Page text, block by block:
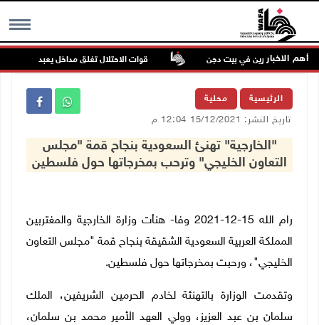
MENU أهم الاخبار
للمستعمرين في بيت دجن قوات الاحتلال تغلق مداخل يعبد جنوب غرب
الرئيسية محلية
تاريخ النشر: 15/12/2021 12:04 م
"الخارجية" تهنئ السعودية بنجاح قمة "مجلس
التعاون الخليجي" وترحب بمخرجاتها حول فلسطين
رام الله 15-12-2021 وفا- هنأت وزارة الخارجية والمغتربين
المملكة العربية السعودية الشقيقة بنجاح قمة "مجلس التعاون
الخليجي"، ورحبت بمخرجاتها حول فلسطين.
وتقدمت الوزارة بالتهنئة لخادم الحرمين الشريفين، الملك
سلمان بن عبد العزيز، وولي العهد الأمير محمد بن سلمان،